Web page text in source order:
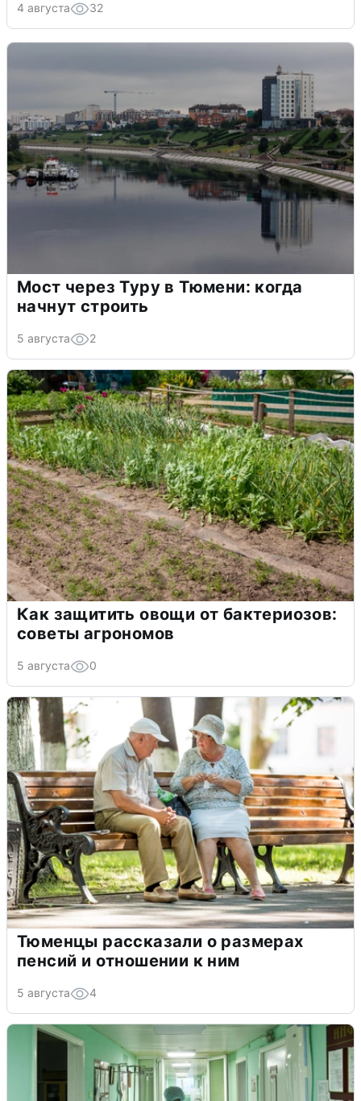
4 августа 32
Мост через Туру в Тюмени: когда
начнут строить
5 августа 2
Как защитить овощи от бактериозов:
советы агрономов
5 августа 0
Тюменцы рассказали о размерах
пенсий и отношении к ним
5 августа 4